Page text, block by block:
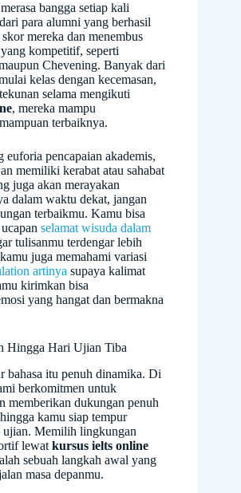
bangga setiap kali
para alumni yang berhasil
mereka dan menembus
kompetitif, seperti
Chevening. Banyak dari
kelas dengan kecemasan,
selama mengikuti
, mereka mampu
terbaiknya.
euforia pencapaian akademis,
memiliki kerabat atau sahabat
juga akan merayakan
dalam waktu dekat, jangan
terbaikmu. Kamu bisa
selamat wisuda dalam
tulisanmu terdengar lebih
juga memahami variasi
artinya supaya kalimat
kirimkan bisa
yang hangat dan bermakna
Hingga Hari Ujian Tiba
bahasa itu penuh dinamika. Di
berkomitmen untuk
memberikan dukungan penuh
kamu siap tempur
ujian. Memilih lingkungan
lewat kursus ielts online
sebuah langkah awal yang
masa depanmu.